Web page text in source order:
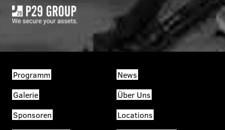
Programm
News
Galerie
Über Uns
Sponsoren
Locations